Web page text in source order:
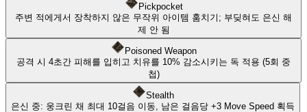
Pickpocket
주변 적에게서 장착하지 않은 무작위 아이템 훔치기; 부딪혀도 은신 해
제 안 됨
Poisoned Weapon
공격 시 4초간 피해를 입히고 치유를 10% 감소시키는 독 적용 (5회 중
첩)
Stealth
은신 중: 웅크린 채 최대 10걸음 이동, 남은 걸음당 +3 Move Speed 획득